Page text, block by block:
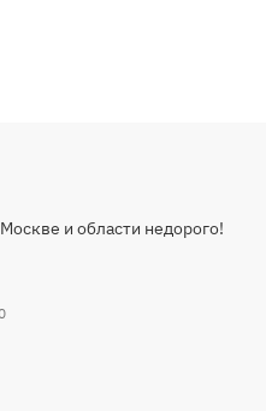
и области недорого!